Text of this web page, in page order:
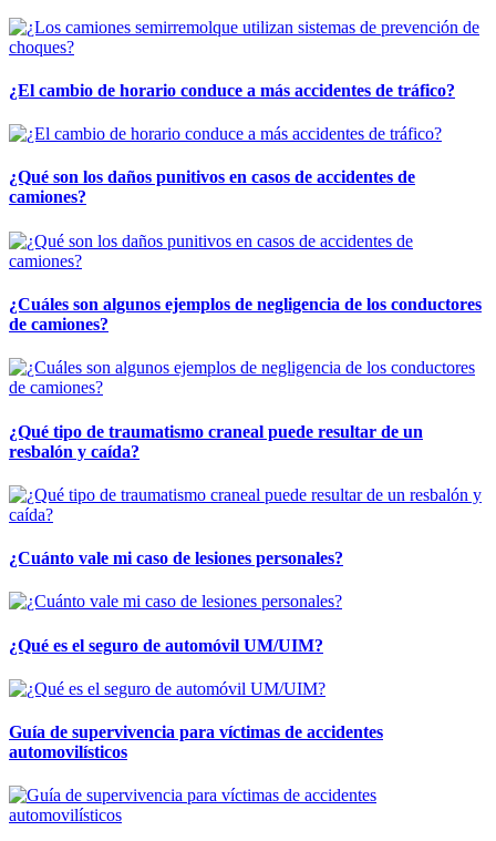
¿El cambio de horario conduce a más accidentes de tráfico?
¿Qué son los daños punitivos en casos de accidentes de
camiones?
¿Cuáles son algunos ejemplos de negligencia de los conductores
de camiones?
¿Qué tipo de traumatismo craneal puede resultar de un
resbalón y caída?
¿Cuánto vale mi caso de lesiones personales?
¿Qué es el seguro de automóvil UM/UIM?
Guía de supervivencia para víctimas de accidentes
automovilísticos